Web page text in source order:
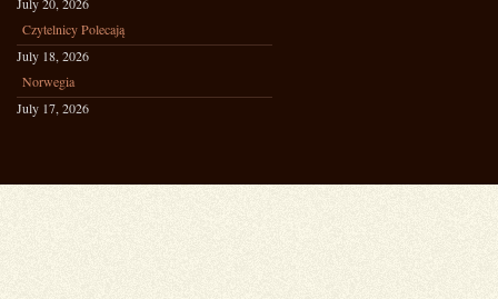
Czytelnicy Polecają
July 18, 2026
Norwegia
July 17, 2026